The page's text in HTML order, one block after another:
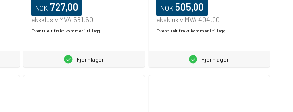
NOK 727,00
eksklusiv MVA 581,60
Eventuelt frakt kommer i tillegg.
Fjernlager
NOK 505,00
eksklusiv MVA 404,00
Eventuelt frakt kommer i tillegg.
Fjernlager